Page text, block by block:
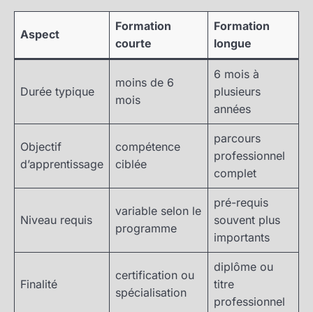
Aspect
Formation
courte
Formation
longue
Durée typique
moins de 6
mois
6 mois à
plusieurs
années
Objectif
d’apprentissage
compétence
ciblée
parcours
professionnel
complet
Niveau requis
variable selon le
programme
pré-requis
souvent plus
importants
Finalité
certification ou
spécialisation
diplôme ou
titre
professionnel